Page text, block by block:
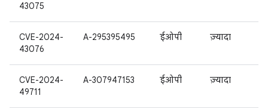
43075
CVE-2024-
43076
A-295395495 ईओपी ज़्यादा
CVE-2024-
49711
A-307947153 ईओपी ज़्यादा